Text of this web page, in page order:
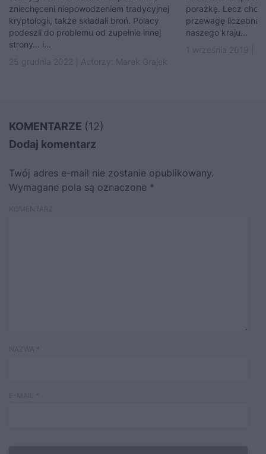
zniechęceni niepowodzeniem tradycyjnej
kryptologii, także składali broń. Polacy
podeszli do problemu od zupełnie innej
strony… i...
porażkę. Lecz
przewagę liczebną
naszego kraju...
KOMENTARZE (12)
Dodaj komentarz
Twój adres e-mail nie zostanie opublikowany.
Wymagane pola są oznaczone *